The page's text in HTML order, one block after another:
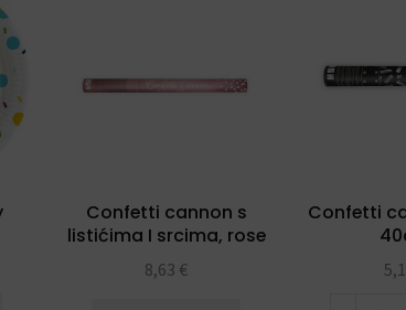
Confetti cannon s
listićima I srcima, rose
gold 60cm
8,63 €
Confetti